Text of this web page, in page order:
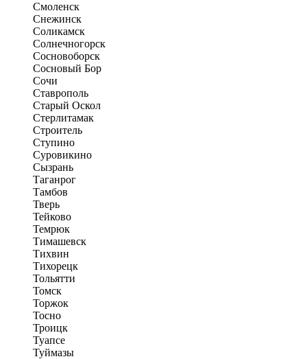
Смоленск
Снежинск
Соликамск
Солнечногорск
Сосновоборск
Сосновый Бор
Сочи
Ставрополь
Старый Оскол
Стерлитамак
Строитель
Ступино
Суровикино
Сызрань
Таганрог
Тамбов
Тверь
Тейково
Темрюк
Тимашевск
Тихвин
Тихорецк
Тольятти
Томск
Торжок
Тосно
Троицк
Туапсе
Туймазы